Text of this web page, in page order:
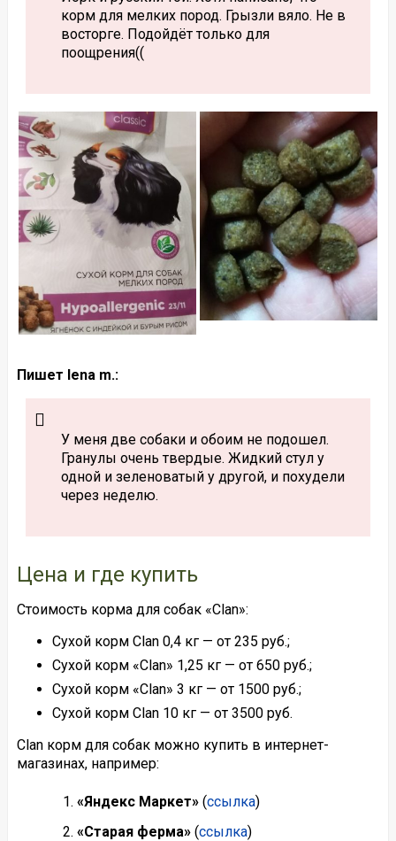
корм для мелких пород. Грызли вяло. Не в
восторге. Подойдёт только для
поощрения((
Пишет lena m.:
У меня две собаки и обоим не подошел.
Гранулы очень твердые. Жидкий стул у
одной и зеленоватый у другой, и похудели
через неделю.
Цена и где купить
Стоимость корма для собак «Clan»:
Сухой корм Clan 0,4 кг — от 235 руб.;
Сухой корм «Clan» 1,25 кг — от 650 руб.;
Сухой корм «Clan» 3 кг — от 1500 руб.;
Сухой корм Clan 10 кг — от 3500 руб.
Clan корм для собак можно купить в интернет-
магазинах, например:
«Яндекс Маркет»(ссылка)
«Старая ферма»(ссылка)